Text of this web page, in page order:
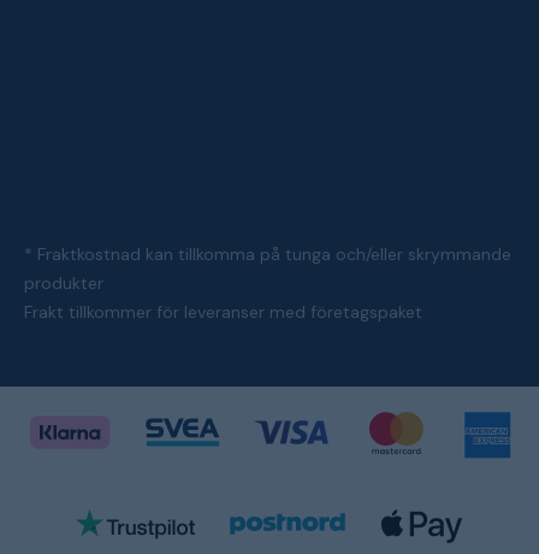
* Fraktkostnad kan tillkomma på tunga och/eller skrymmande
produkter
Frakt tillkommer för leveranser med företagspaket